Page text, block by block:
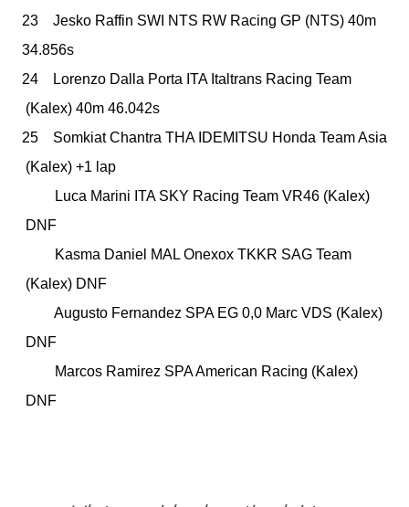
23 Jesko Raffin SWI NTS RW Racing GP (NTS) 40m
34.856s
24 Lorenzo Dalla Porta ITA Italtrans Racing Team
(Kalex) 40m 46.042s
25 Somkiat Chantra THA IDEMITSU Honda Team Asia
(Kalex) +1 lap
Luca Marini ITA SKY Racing Team VR46 (Kalex)
DNF
Kasma Daniel MAL Onexox TKKR SAG Team
(Kalex) DNF
Augusto Fernandez SPA EG 0,0 Marc VDS (Kalex)
DNF
Marcos Ramirez SPAAmerican Racing (Kalex)
DNF